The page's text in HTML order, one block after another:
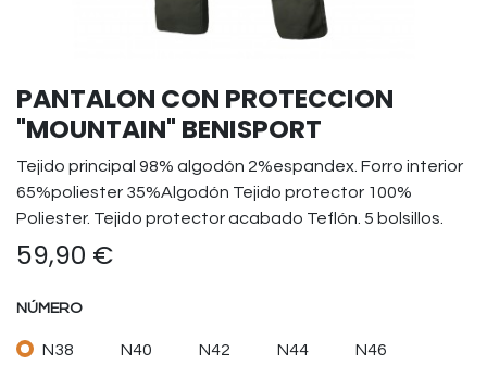
PANTALON CON PROTECCION
"MOUNTAIN" BENISPORT
Tejido principal 98% algodón 2%espandex. Forro interior
65%poliester 35%Algodón Tejido protector 100%
Poliester. Tejido protector acabado Teflón. 5 bolsillos.
59,90 €
NÚMERO
N38 N40 N42 N44 N46